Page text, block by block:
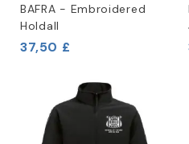
BAFRA - Embroidered
Holdall
37,50 £